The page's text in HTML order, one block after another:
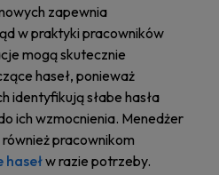
zapewnia
w praktyki pracowników
mogą skutecznie
haseł, ponieważ
identyfikują słabe hasła
ich wzmocnienia. Menedżer
pracownikom
w razie potrzeby.